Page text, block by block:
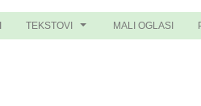
TEKSTOVI MALI OGLASI